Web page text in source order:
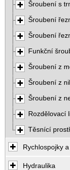
Šroubení s
Šroubení
Šroubení
Funkční
Šroubení z
Šroubení z
Šroubení z
Rozdělovací
Těsnící
Rychlospojky
Hydraulika